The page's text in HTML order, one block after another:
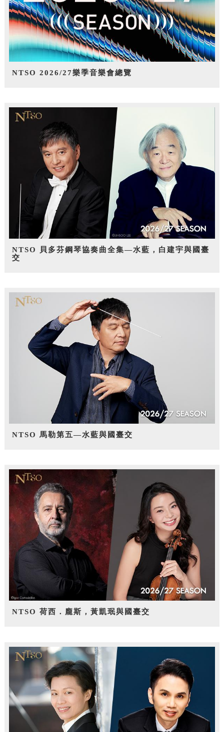
NTSO 2026/27樂季音樂會總覽
NTSO 貝多芬鋼琴協奏曲全集—水藍，白建宇與國臺
交
NTSO 馬勒第五—水藍與國臺交
NTSO 荷西．龐斯，黃凱珉與國臺交